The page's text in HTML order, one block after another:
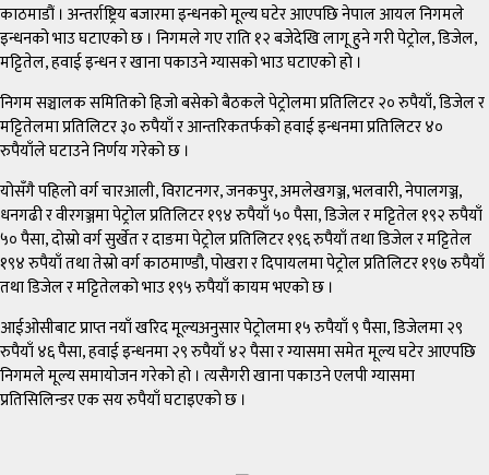
काठमाडौं । अन्तर्राष्ट्रिय बजारमा इन्धनको मूल्य घटेर आएपछि नेपाल आयल निगमले
इन्धनको भाउ घटाएको छ । निगमले गए राति १२ बजेदेखि लागू हुने गरी पेट्रोल, डिजेल,
मट्टितेल, हवाई इन्धन र खाना पकाउने ग्यासको भाउ घटाएको हो ।
निगम सञ्चालक समितिको हिजो बसेको बैठकले पेट्रोलमा प्रतिलिटर २० रुपैयाँ, डिजेल र
मट्टितेलमा प्रतिलिटर ३० रुपैयाँ र आन्तरिकतर्फको हवाई इन्धनमा प्रतिलिटर ४०
रुपैयाँले घटाउने निर्णय गरेको छ ।
योसँगै पहिलो वर्ग चारआली, विराटनगर, जनकपुर, अमलेखगञ्ज, भलवारी, नेपालगञ्ज,
धनगढी र वीरगञ्जमा पेट्रोल प्रतिलिटर १९४ रुपैयाँ ५० पैसा, डिजेल र मट्टितेल १९२ रुपैयाँ
५० पैसा, दोस्रो वर्ग सुर्खेत र दाङमा पेट्रोल प्रतिलिटर १९६ रुपैयाँ तथा डिजेल र मट्टितेल
१९४ रुपैयाँ तथा तेस्रो वर्ग काठमाण्डौ, पोखरा र दिपायलमा पेट्रोल प्रतिलिटर १९७ रुपैयाँ
तथा डिजेल र मट्टितेलको भाउ १९५ रुपैयाँ कायम भएको छ ।
आईओसीबाट प्राप्त नयाँ खरिद मूल्यअनुसार पेट्रोलमा १५ रुपैयाँ ९ पैसा, डिजेलमा २९
रुपैयाँ ४६ पैसा, हवाई इन्धनमा २९ रुपैयाँ ४२ पैसा र ग्यासमा समेत मूल्य घटेर आएपछि
निगमले मूल्य समायोजन गरेको हो । त्यसैगरी खाना पकाउने एलपी ग्यासमा
प्रतिसिलिन्डर एक सय रुपैयाँ घटाइएको छ ।